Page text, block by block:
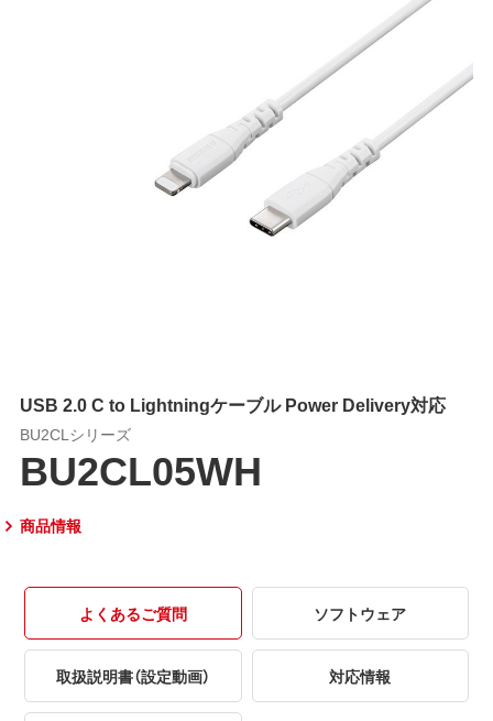
USB 2.0 C to Lightningケーブル Power Delivery対応
BU2CLシリーズ
BU2CL05WH
商品情報
よくあるご質問 ソフトウェア
取扱説明書（設定動画） 対応情報